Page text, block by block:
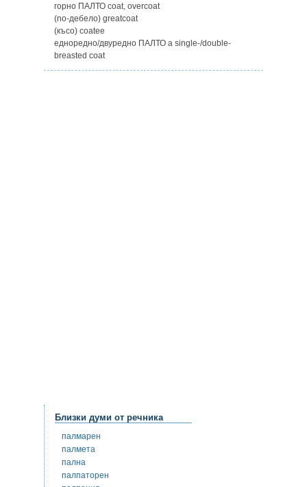
горно ПАЛТО coat, overcoat
(no-дебело) greatcoat
(късо) coatee
едноредно/двуредно ПАЛТО a single-/double-
breasted coat
Близки думи от речника
палмарен
палмета
пална
палпаторен